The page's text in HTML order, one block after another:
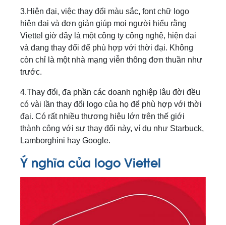
3.Hiện đại, việc thay đổi màu sắc, font chữ logo
hiện đại và đơn giản giúp mọi người hiểu rằng
Viettel giờ đây là một công ty công nghệ, hiện đại
và đang thay đổi để phù hợp với thời đại. Không
còn chỉ là một nhà mạng viễn thông đơn thuần như
trước.
4.Thay đổi, đa phần các doanh nghiệp lâu đời đều
có vài lần thay đổi logo của họ để phù hợp với thời
đại. Có rất nhiều thương hiệu lớn trên thế giới
thành công với sự thay đổi này, ví dụ như Starbuck,
Lamborghini hay Google.
Ý nghĩa của logo Viettel